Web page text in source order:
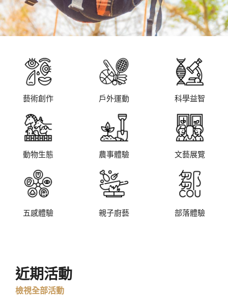
藝術創作 戶外運動 科學益智
動物生態 農事體驗 文藝展覽
五感體驗 親子廚藝 部落體驗
近期活動
檢視全部活動